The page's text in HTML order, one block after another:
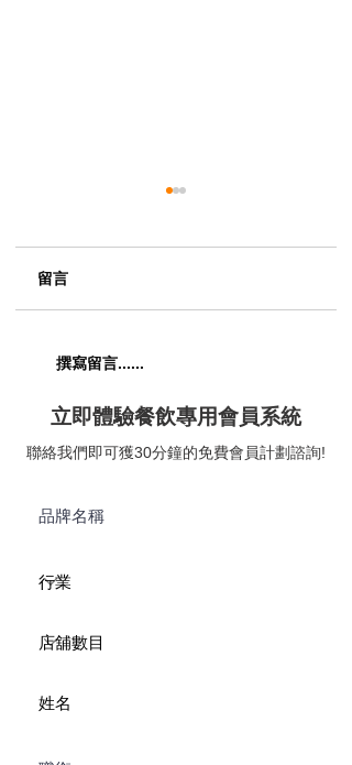
【五匠六釜｜七滋八味
喚醒五臟六腑】😋
留言
撰寫留言......
立即體驗餐飲專用會員系統
聯絡我們即可獲30分鐘的免費會員計劃諮詢!